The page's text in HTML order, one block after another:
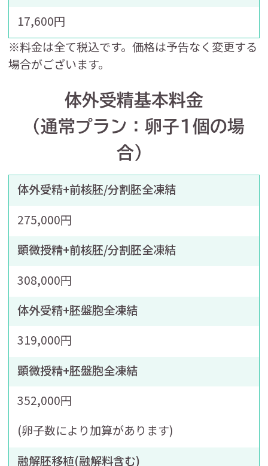
17,600円
※料金は全て税込です。価格は予告なく変更する
場合がございます。
体外受精基本料金
（通常プラン：卵子1個の場
合）
体外受精+前核胚/分割胚全凍結
275,000円
顕微授精+前核胚/分割胚全凍結
308,000円
体外受精+胚盤胞全凍結
319,000円
顕微授精+胚盤胞全凍結
352,000円
(卵子数により加算があります)
融解胚移植(融解料含む)